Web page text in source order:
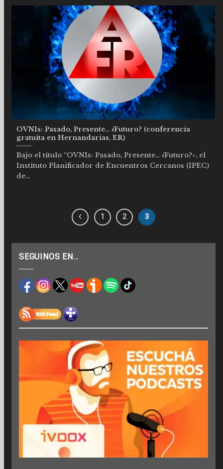
OVNIs: Pasado, Presente… ¿Futuro? (conferencia
gratuita en Hernandarias, ER)
Bajo el título “OVNIs: Pasado, Presente… ¿Futuro?», el
Instituto Planificador de Encuentros Cercanos (IPEC)
de...
1 2 3
SEGUINOS EN…